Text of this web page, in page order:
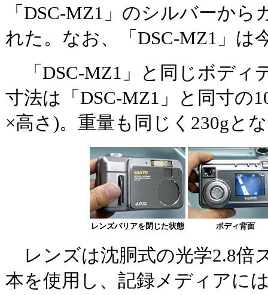
「DSC-MZ1」のシルバーか
れた。なお、「DSC-MZ1」は
「DSC-MZ1」と同じボディ
寸法は「DSC-MZ1」と同寸の
×高さ)。重量も同じく230gと
レンズバリアを閉じた状態 ボディ背面
レンズは沈胴式の光学2.8倍
本を使用し、記録メディアに